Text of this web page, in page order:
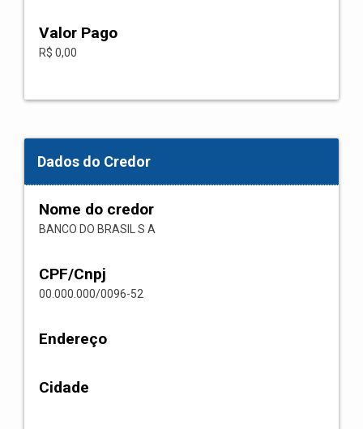
Valor Pago
R$ 0,00
Dados do Credor
Nome do credor
BANCO DO BRASIL S A
CPF/Cnpj
00.000.000/0096-52
Endereço
Cidade